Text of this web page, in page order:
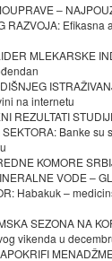
–
RAZVOJA: Efikasna
MLEKARSKE
na internetu
REZULTATI
SEKTORA: Banke su
KOMORE
VODE –
Habakuk –
SEZONA NA
vikenda u